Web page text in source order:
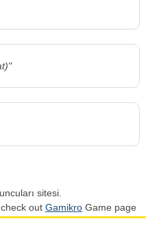
sitesi.
check out Gamikro Game page